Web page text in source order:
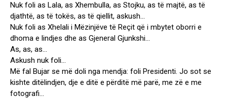
Nuk foli as Lala, as Xhembulla, as Stojku, as të majtë, as të
djathtë, as të tokës, as të qiellit, askush…
Nuk foli as Xhelali i Mëzinjëve të Reçit që i mbytet oborri e
dhoma e lindjes dhe as Gjeneral Gjunkshi…
As, as, as…
Askush nuk foli…
Më fal Bujar se më doli nga mendja: foli Presidenti. Jo sot se
kishte ditëlindjen, dje e ditë e përditë më parë, me zë e me
fotografi…